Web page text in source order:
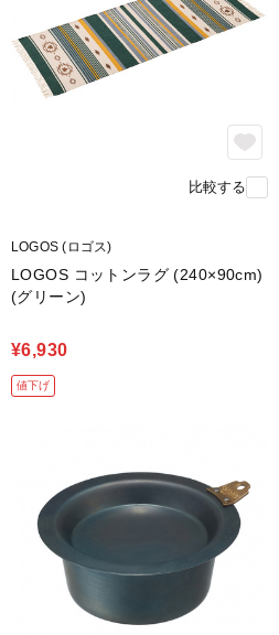
比較する
LOGOS (ロゴス)
LOGOS コットンラグ (240×90cm)
(グリーン)
¥6,930
値下げ